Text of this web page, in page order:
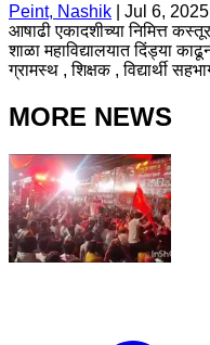
Peint, Nashik
Jul 6, 2025
आषाढी एकादशीच्या निमित्त
शाळा महाविद्यालयात दिंड्या
ग्रामस्थ , शिक्षक , विद्यार्थी
MORE NEWS